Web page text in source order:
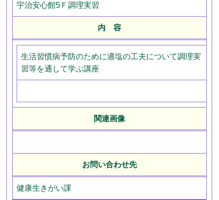
宇治安心館5Ｆ調理実習
内 容
生活習慣病予防のために適塩の工夫について調理実
習等を通して学ぶ講座
関連画像
お問い合わせ先
健康生きがい課